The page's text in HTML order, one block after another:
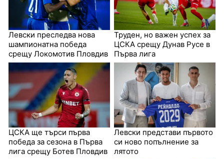
Левски преследва нова
шампионатна победа
срещу Локомотив Пловдив
Труден, но важен успех за
ЦСКА срещу Дунав Русе в
Първа лига
ЦСКА ще търси първа
победа за сезона в Първа
лига срещу Ботев Пловдив
Левски представи първото
си ново попълнение за
лятото